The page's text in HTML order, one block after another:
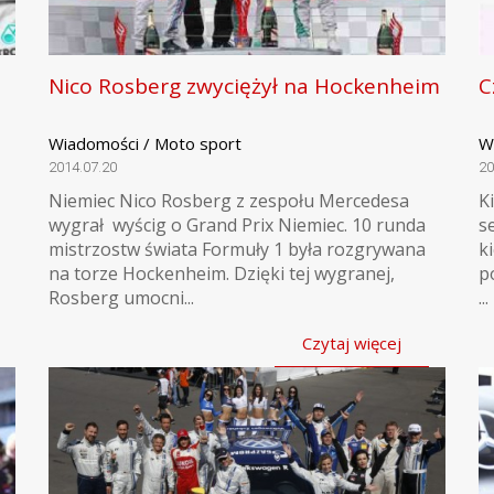
Nico Rosberg zwyciężył na Hockenheim
Wiadomości / Moto sport
2014.07.20
Niemiec Nico Rosberg z zespołu Mercedesa
wygrał wyścig o Grand Prix Niemiec. 10 runda
mistrzostw świata Formuły 1 była rozgrywana
na torze Hockenheim. Dzięki tej wygranej,
Rosberg umocni...
Czytaj więcej
...